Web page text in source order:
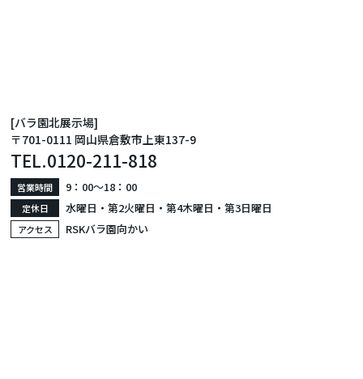
[バラ園北展示場]
〒701-0111 岡山県倉敷市上東137-9
TEL.0120-211-818
営業時間 9：00〜18：00
定休日 水曜日・第2火曜日・第4木曜日・第3日曜日
アクセス RSKバラ園向かい